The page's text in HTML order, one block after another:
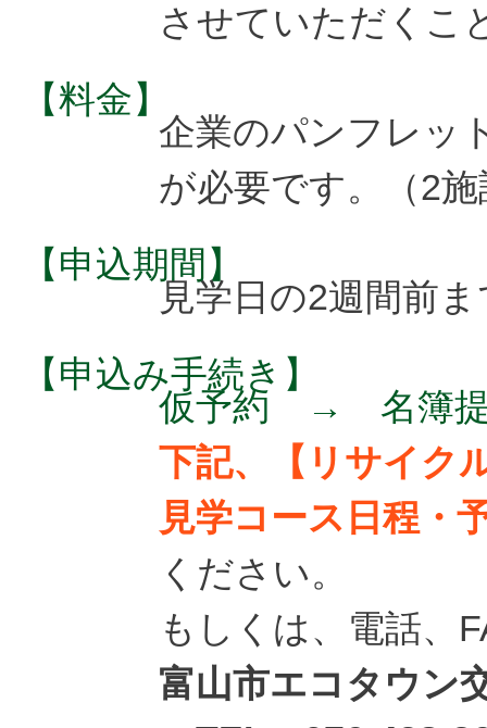
させていただくこ
【料金】
企業のパンフレッ
が必要です。（2
【申込期間】
見学日の2週間前
【申込み手続き】
仮予約 → 名簿
下記、【リサイク
見学コース日程・
ください。
もしくは、電話、
富山市エコタウン